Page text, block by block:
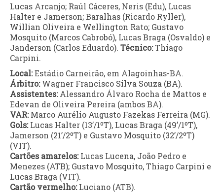
Lucas Arcanjo; Raúl Cáceres, Neris (Edu), Lucas
Halter e Jamerson; Baralhas (Ricardo Ryller),
Willian Oliveira e Wellington Rato; Gustavo
Mosquito (Marcos Cabrobó), Lucas Braga (Osvaldo) e
Janderson (Carlos Eduardo). Técnico:Thiago
Carpini.
Local:Estádio Carneirão, em Alagoinhas-BA.
Árbitro:Wagner Francisco Silva Souza (BA).
Assistentes:Alessandro Álvaro Rocha de Mattos e
Edevan de Oliveira Pereira (ambos BA).
VAR:Marco Aurélio Augusto Fazekas Ferreira (MG).
Gols:Lucas Halter (13’/1ºT), Lucas Braga (49’/1ºT),
Jamerson (21’/2ºT) e Gustavo Mosquito (32’/2ºT)
(VIT).
Cartões amarelos:Lucas Lucena, João Pedro e
Menezes (ATB); Gustavo Mosquito, Thiago Carpini e
Lucas Braga (VIT).
Cartão vermelho:Luciano (ATB).